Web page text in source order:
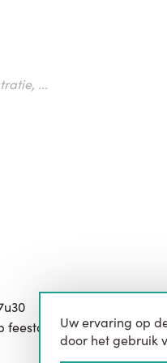
...
feestdagen.Uw ervaring op
door het gebruik